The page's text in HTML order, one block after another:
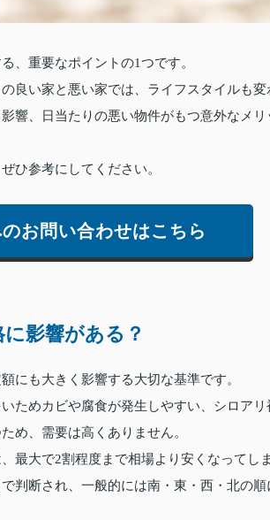
、重要なポイントの1つです。
良い家と悪い家では、ライフスタイルも変
響、日当たりの悪い物件がもつ意外なメ
ひ参考にしてください。
お問い合わせはこちら
影響がある？
にも大きく影響する大切な基準です。
ためカビや腐食が発生しやすい、シロア
め、需要は高くありません。
最大で2割程度まで相場より安くなってし
判断され、一般的には南・東・西・北の